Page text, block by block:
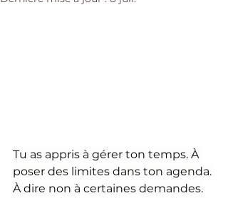
Tu as appris à gérer ton temps. À
poser des limites dans ton agenda.
À dire non à certaines demandes.